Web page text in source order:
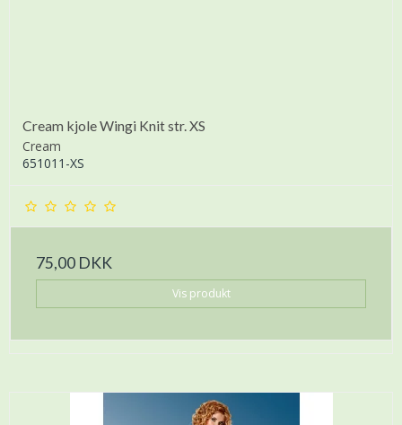
Cream kjole Wingi Knit str. XS
Cream
651011-XS
75,00 DKK
Vis produkt